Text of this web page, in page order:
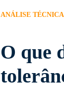
ANÁLISE TÉCNICA
O que